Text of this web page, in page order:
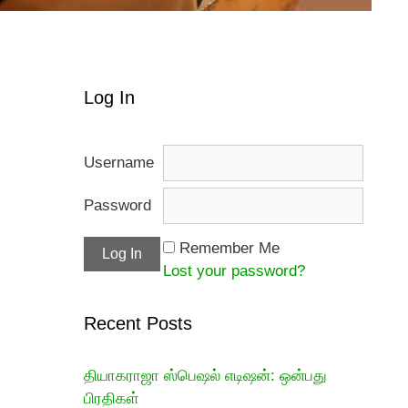
Log In
Username
Password
Remember Me
Lost your password?
Recent Posts
தியாகராஜா ஸ்பெஷல் எடிஷன்: ஒன்பது
பிரதிகள்